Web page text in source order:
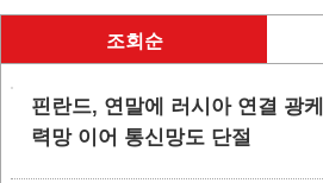
조회순
핀란드, 연말에 러시아 연결 광
력망 이어 통신망도 단절